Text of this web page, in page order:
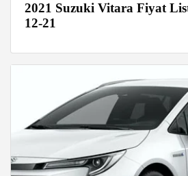
2021 Suzuki Vitara Fiyat
12-21